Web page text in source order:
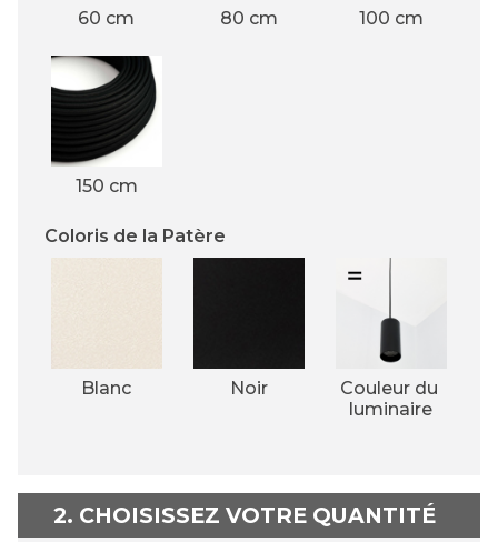
60 cm 80 cm 100 cm
150 cm
Coloris de la Patère
Blanc Noir
Couleur du
luminaire
2. CHOISISSEZ VOTRE QUANTITÉ